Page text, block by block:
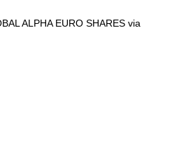
ALPHA EURO SHARES via